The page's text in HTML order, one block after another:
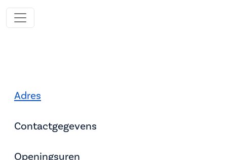
Adres
Contactgegevens
Openingsuren